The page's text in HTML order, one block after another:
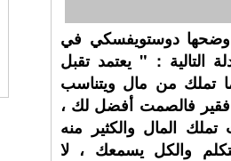
وضحها دوستويفسكي في
التالية : " يعتمد تقبل
تملك من مال ويتناسب
فالصمت أفضل لك ،
المال والكثير منه
والكل يسمعك ، لا